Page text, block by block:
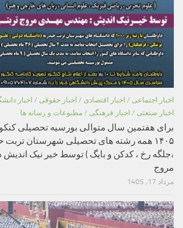
اخبار اجتماعی / اخبار اقتصادی / اخبار حقوقی / اخبار
اخبار صنعتی / اخبار فرهنگی / مطبوعات و رسانه ها
برای هفتمین سال متوالی بورسیه تحصیلی
۱۴۰۵ همه رشته های تحصیلی شهرستان تربت
،جلگه رخ ، کدکن و بایگ ) توسط خیر نیک
مروج
مرداد 17, 1405